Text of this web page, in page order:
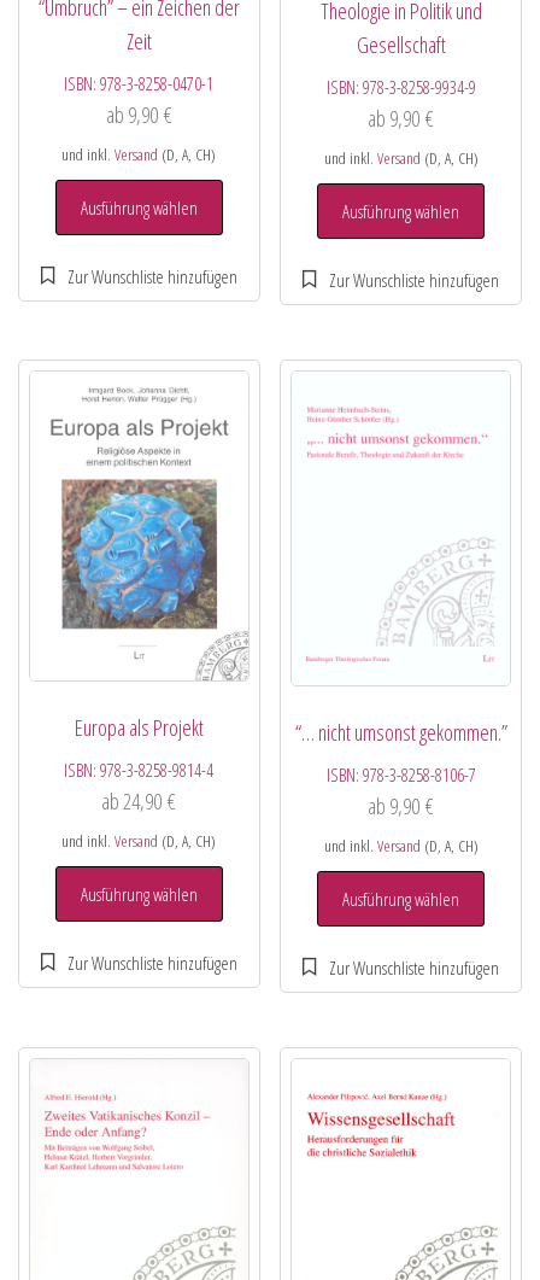
“Umbruch” – ein Zeichen der
Zeit
ISBN:978-3-8258-0470-1
ab 9,90 €
und inkl.Versand (D, A, CH)
Ausführung wählen
Theologie in Politik und
Gesellschaft
ISBN: 978-3-8258-9934-9
ab 9,90€
und inkl. Versand (D, A, CH)
Ausführung wählen
Europa als Projekt
ISBN:978-3-8258-9814-4
ab24,90€
und inkl.Versand (D, A, CH)
Ausführung wählen
“… nicht umsonst gekommen.”
ISBN: 978-3-8258-8106-7
ab 9,90€
und inkl. Versand (D, A, CH)
Ausführung wählen